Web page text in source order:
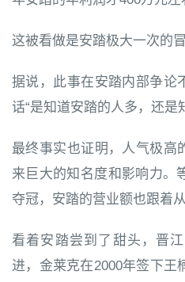
这被看做是安踏极大一次的冒
据说，此事在安踏内部争论
话“是知道安踏的人多，还是
最终事实也证明，人气极高
来巨大的知名度和影响力。
夺冠，安踏的营业额也跟着
看着安踏尝到了甜头，晋
进，金莱克在2000年签下王